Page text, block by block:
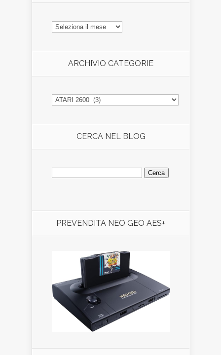
ARCHIVIO
ARTICOLI
ARCHIVIO CATEGORIE
ARCHIVIO
CATEGORIE
CERCA NEL BLOG
Ricerca
per:
PREVENDITA NEO GEO AES+